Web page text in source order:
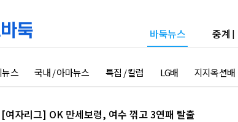
바둑뉴스 중계 |
뉴스 국내 / 아마뉴스 특집 / 칼럼 LG배 지지옥션배
[여자리그] OK 만세보령, 여수 꺾고 3연패 탈출